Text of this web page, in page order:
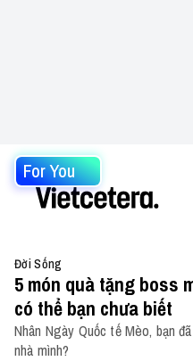
For You
Đời Sống
5 món quà tặng boss
có thể bạn chưa biết
Nhân Ngày Quốc tế Mèo, bạn
nhà mình?